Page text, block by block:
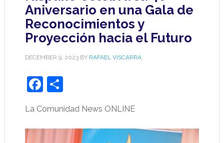
Aniversario en una Gala de
Reconocimientos y
Proyección hacia el Futuro
DECEMBER 9, 2023BY RAFAEL VISCARRA
Facebook
Share
La Comunidad News ONLINE